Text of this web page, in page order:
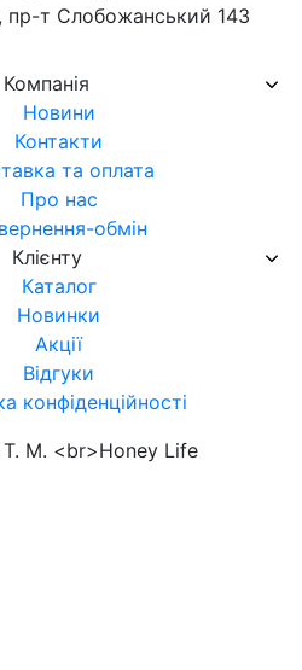
Компанія
Новини
Контакти
та оплата
Про нас
обмін
Клієнту
Каталог
Новинки
Акції
Відгуки
конфіденційності
пр-т Слобожанський 143
М. <br>Honey Life